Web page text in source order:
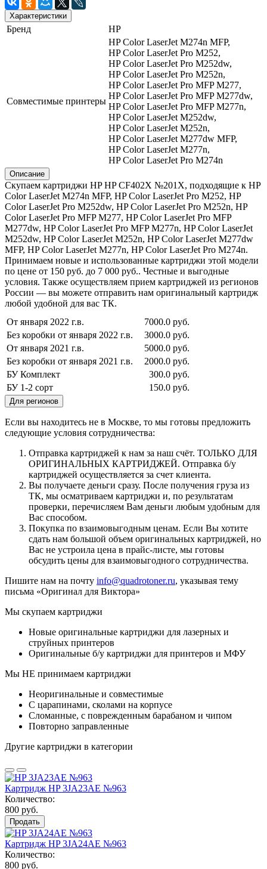
Характеристики
Бренд HP
Совместимые принтеры
HP Color LaserJet M274n MFP,
HP Color LaserJet Pro M252,
HP Color LaserJet Pro M252dw,
HP Color LaserJet Pro M252n,
HP Color LaserJet Pro MFP M277,
HP Color LaserJet Pro MFP M277dw,
HP Color LaserJet Pro MFP M277n,
HP Color LaserJet M252dw,
HP Color LaserJet M252n,
HP Color LaserJet M277dw MFP,
HP Color LaserJet M277n,
HP Color LaserJet Pro M274n
Описание
Скупаем картриджи HP HP CF402X №201X, подходящие к HP
Color LaserJet M274n MFP, HP Color LaserJet Pro M252, HP
Color LaserJet Pro M252dw, HP Color LaserJet Pro M252n, HP
Color LaserJet Pro MFP M277, HP Color LaserJet Pro MFP
M277dw, HP Color LaserJet Pro MFP M277n, HP Color LaserJet
M252dw, HP Color LaserJet M252n, HP Color LaserJet M277dw
MFP, HP Color LaserJet M277n, HP Color LaserJet Pro M274n.
Принимаем новые и использованные картриджи этой модели
по цене от 150 руб. до 7 000 руб.. Честные и выгодные
условия. Также осуществляем прием картриджей из регионов
России — вы можете отправить нам оригинальный картридж
любой удобной для вас ТК.
От января 2022 г.в.
7000.0 руб.
Без коробки от января 2022 г.в.
3000.0 руб.
От января 2021 г.в.
5000.0 руб.
Без коробки от января 2021 г.в.
2000.0 руб.
БУ Комплект
300.0 руб.
БУ 1-2 сорт
150.0 руб.
Для регионов
Если вы находитесь не в Москве, то мы готовы предложить
следующие условия сотрудничества:
Отправка картриджей к нам за наш счёт. ТОЛЬКО ДЛЯ
ОРИГИНАЛЬНЫХ КАРТРИДЖЕЙ. Отправка б/у
картриджей осуществляется за счет клиента.
Вы получаете деньги сразу. После получения груза из
ТК, мы осматриваем картриджи и, по результатам
проверки, перечисляем Вам деньги любым удобным для
Вас способом.
Покупка по взаимовыгодным ценам. Если Вы хотите
сдать нам большой объем оригинальных картриджей, но
Вас не устроила цена в прайс-листе, мы готовы
обсудить цены для взаимовыгодного сотрудничества.
Пишите нам на почту info@quadrotoner.ru, указывая тему
письма «Оригинал для Виктора»
Мы скупаем картриджи
Новые оригинальные картриджи для лазерных и
струйных принтеров
Оригинальные б/у картриджи для принтеров и МФУ
Мы НЕ принимаем картриджи
Неоригинальные и совместимые
С царапинами, сколами на корпусе
Сломанные, с поврежденным барабаном и чипом
Повторно заправленные
Другие картриджи в категории
Картридж HP 3JA23AE №963
Количество:
800 руб.
Продать
Картридж HP 3JA24AE №963
Количество:
800 руб.